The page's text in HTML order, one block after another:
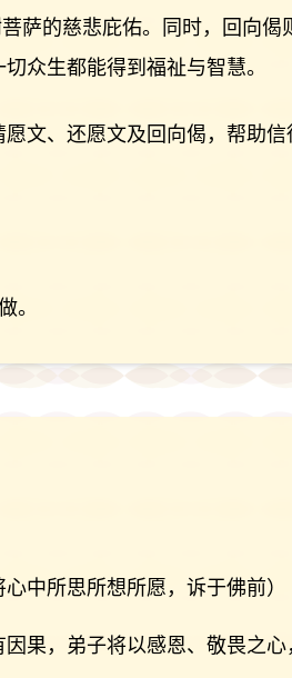
萨的慈悲庇佑。同时，回向偈
众生都能得到福祉与智慧。
文、还愿文及回向偈，帮助
。
中所思所想所愿，诉于佛前）
果，弟子将以感恩、敬畏之